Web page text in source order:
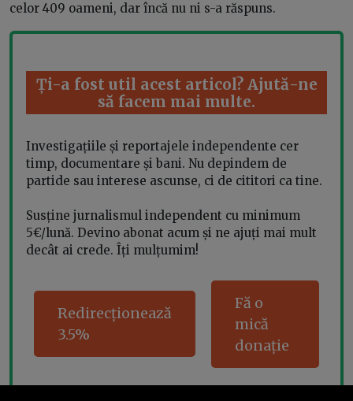
celor 409 oameni, dar încă nu ni s-a răspuns.
Ți-a fost util acest articol? Ajută-ne
să facem mai multe.
Investigațiile și reportajele independente cer
timp, documentare și bani. Nu depindem de
partide sau interese ascunse, ci de cititori ca tine.
Susține jurnalismul independent cu minimum
5€/lună. Devino abonat acum și ne ajuți mai mult
decât ai crede. Îți mulțumim!
Redirecționează
3.5%
Fă o
mică
donație